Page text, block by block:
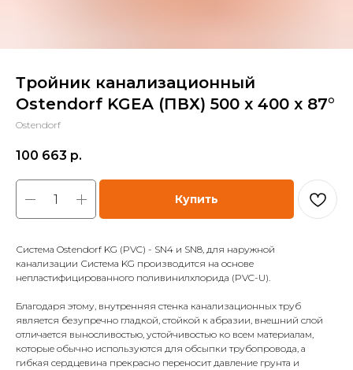
Тройник канализационный
Ostendorf KGEA (ПВХ) 500 x 400 x 87°
Ostendorf
100 663 р.
Купить
Система Ostendorf KG (PVC) - SN4 и SN8, для наружной
канализации Система KG производится на основе
непластифицированного поливинилхлорида (PVC-U).
Благодаря этому, внутренняя стенка канализационных труб
является безупречно гладкой, стойкой к абразии, внешний слой
отличается выносливостью, устойчивостью ко всем материалам,
которые обычно используются для обсыпки трубопровода, а
гибкая сердцевина прекрасно переносит давление грунта и